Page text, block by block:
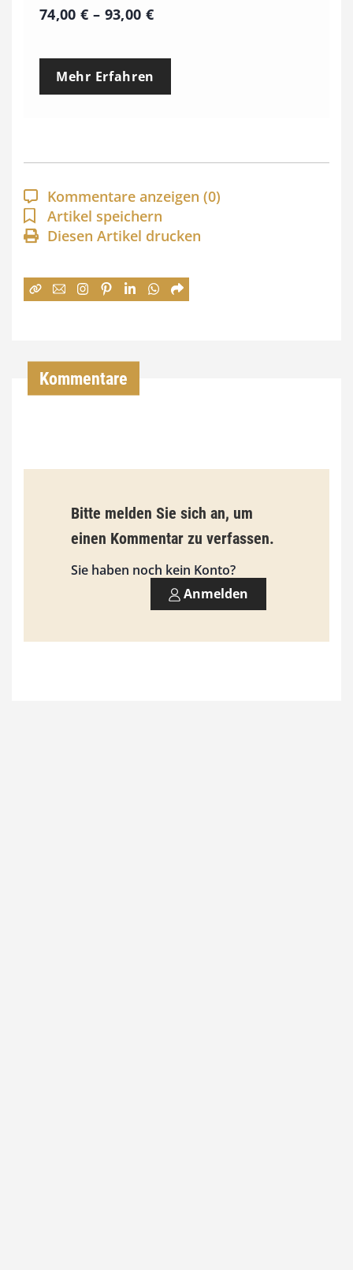
74,00€ – 93,00 €P
e
p
a
n
n
:
€
i
s
9
0
Mehr Erfahren
Kommentare anzeigen (0)
Artikel speichern
Diesen Artikel drucken
Kommentare
Bitte melden Sie sich an, um
einen Kommentar zu verfassen.
Sie haben noch kein Konto?
Anmelden